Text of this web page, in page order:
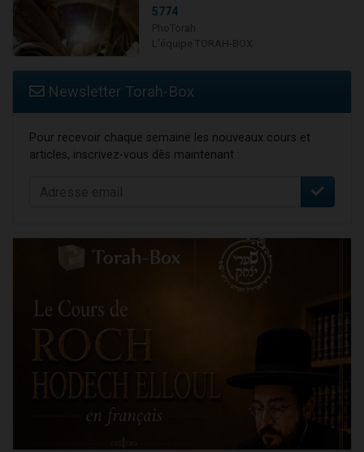
5774
Newsletter Torah-Box
Pour recevoir chaque semaine les nouveaux cours et
articles, inscrivez-vous dès maintenant :